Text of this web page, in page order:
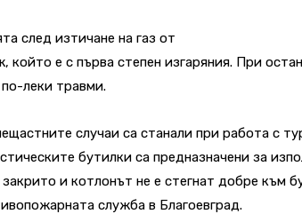
след изтичане на газ от
който е с първа степен изгаряния. При
леки травми.
случаи са станали при работа с
бутилки са предназначени за
закрито и котлонът не е стегнат добре към
служба в Благоевград.